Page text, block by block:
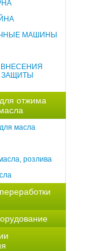
МАШИНЫ
отжима
масла
розлива